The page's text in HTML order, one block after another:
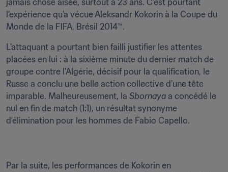
jamais chose aisée, surtout à 23 ans. C'est pourtant
l'expérience qu'a vécue Aleksandr Kokorin à la Coupe du
Monde de la FIFA, Brésil 2014™.
L'attaquant a pourtant bien failli justifier les attentes
placées en lui : à la sixième minute du dernier match de
groupe contre l'Algérie, décisif pour la qualification, le
Russe a conclu une belle action collective d'une tête
imparable. Malheureusement, la Sbornaya a concédé le
nul en fin de match (1:1), un résultat synonyme
d'élimination pour les hommes de Fabio Capello.
Par la suite, les performances de Kokorin en